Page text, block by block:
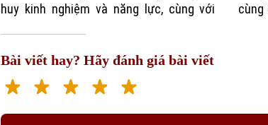
huy kinh nghiệm và năng lực, cùng với
cùng
Bài viết hay? Hãy đánh giá bài viết